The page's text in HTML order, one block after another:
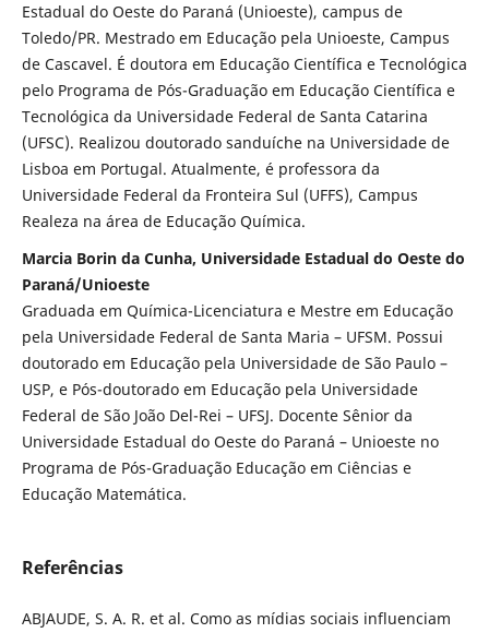
Estadual do Oeste do Paraná (Unioeste), campus de
Toledo/PR. Mestrado em Educação pela Unioeste, Campus
de Cascavel. É doutora em Educação Científica e Tecnológica
pelo Programa de Pós-Graduação em Educação Científica e
Tecnológica da Universidade Federal de Santa Catarina
(UFSC). Realizou doutorado sanduíche na Universidade de
Lisboa em Portugal. Atualmente, é professora da
Universidade Federal da Fronteira Sul (UFFS), Campus
Realeza na área de Educação Química.
Marcia Borin da Cunha, Universidade Estadual do Oeste do
Paraná/Unioeste
Graduada em Química-Licenciatura e Mestre em Educação
pela Universidade Federal de Santa Maria – UFSM. Possui
doutorado em Educação pela Universidade de São Paulo –
USP, e Pós-doutorado em Educação pela Universidade
Federal de São João Del-Rei – UFSJ. Docente Sênior da
Universidade Estadual do Oeste do Paraná – Unioeste no
Programa de Pós-Graduação Educação em Ciências e
Educação Matemática.
Referências
ABJAUDE, S. A. R. et al. Como as mídias sociais influenciam